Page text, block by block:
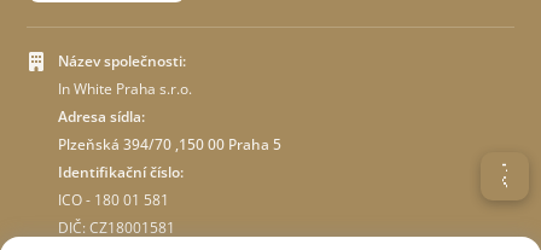
Název společnosti:
In White Praha s.r.o.
Adresa sídla:
Plzeňská 394/70 ,150 00 Praha 5
Identifikační číslo:
ICO - 180 01 581
DIČ: CZ18001581